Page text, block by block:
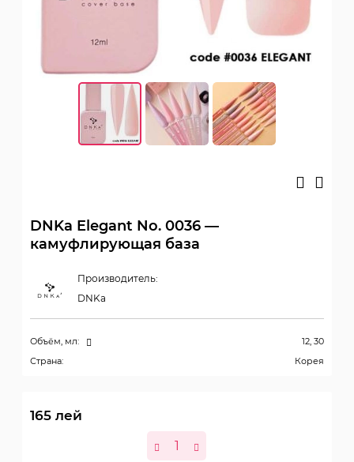
DNKa Elegant No. 0036 —
камуфлирующая база
Производитель:
DNKa
Объём, мл:
12, 30
Страна:
Корея
165 лей